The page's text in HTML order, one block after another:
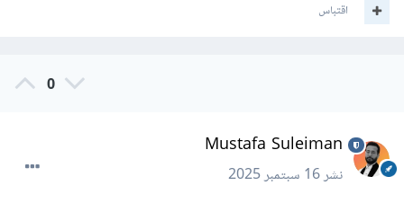
اقتباس
0
Mustafa Suleiman
نشر16 سبتمبر 2025